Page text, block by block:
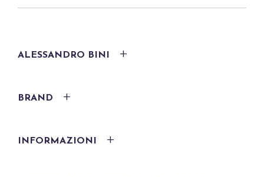
ALESSANDRO BINI
BRAND
INFORMAZIONI